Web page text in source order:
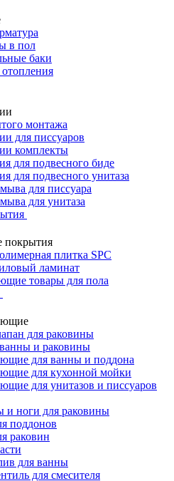
в пол
баки
монтажа
для писсуаров
комплекты
для подвесного биде
для подвесного унитаза
для писсуара
для унитаза
покрытия
плитка SPC
ламинат
товары для пола
для раковины
и раковины
для ванны и поддона
для кухонной мойки
для унитазов и писсуаров
и ноги для раковины
поддонов
раковин
для ванны
для смесителя